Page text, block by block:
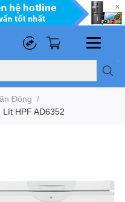
Đông /
HPF AD6352